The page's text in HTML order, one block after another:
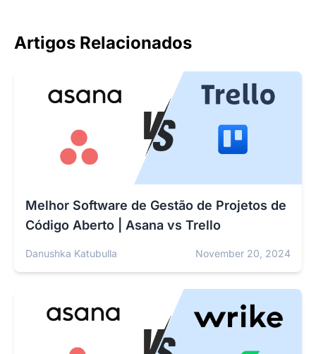
Artigos Relacionados
Melhor Software de Gestão de Projetos de
Código Aberto | Asana vs Trello
Danushka Katubulla November 20, 2024